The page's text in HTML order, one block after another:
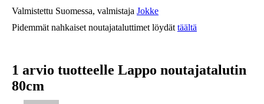
Valmistettu Suomessa, valmistaja Jokke
Pidemmät nahkaiset noutajataluttimet löydät täältä
1 arvio tuotteelle Lappo noutajatalutin
80cm